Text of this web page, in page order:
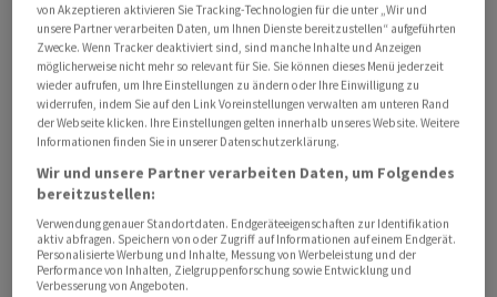
der Strafe muss danach noch einmal bemessen werden.
Benko nahm an der Berufungsverhandlung nicht teil.
Vorwurf zu Mietvorauszahlung muss neu aufgerollt
werden
Der Freispruch betraf eine Mietkostenvorauszahlung in
Höhe von 360'000 Euro, die Benko trotz seiner
Liquiditätsprobleme vereinbart hatte. Das Erstgericht
hatte dies nicht als Gläubiger-Schädigung erachtet, da
Benko vorhatte, selbst in der gemieteten Villa zu
von Akzeptieren aktivieren Sie Tracking-Technologien für die unter „Wir und
unsere Partner verarbeiten Daten, um Ihnen Dienste bereitzustellen“ aufgeführten
Zwecke. Wenn Tracker deaktiviert sind, sind manche Inhalte und Anzeigen
möglicherweise nicht mehr so relevant für Sie. Sie können dieses Menü jederzeit
wieder aufrufen, um Ihre Einstellungen zu ändern oder Ihre Einwilligung zu
widerrufen, indem Sie auf den Link Voreinstellungen verwalten am unteren Rand
der Webseite klicken. Ihre Einstellungen gelten innerhalb unseres Website. Weitere
Informationen finden Sie in unserer Datenschutzerklärung.
Wir und unsere Partner verarbeiten Daten, um Folgendes
bereitzustellen:
Verwendung genauer Standortdaten. Endgeräteeigenschaften zur Identifikation
aktiv abfragen. Speichern von oder Zugriff auf Informationen auf einem Endgerät.
Personalisierte Werbung und Inhalte, Messung von Werbeleistung und der
Performance von Inhalten, Zielgruppenforschung sowie Entwicklung und
Verbesserung von Angeboten.